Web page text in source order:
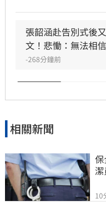
抗癌仍敬業工作，令
疼，如今遺憾好友離
壇巨星合作，打造無
崇高且人緣極佳，此
在幕後無可取代的重
專業且溫暖的幕後推
張韶涵赴告別式後
文！悲慟：無法相信
-268分鐘前
相關新聞
10